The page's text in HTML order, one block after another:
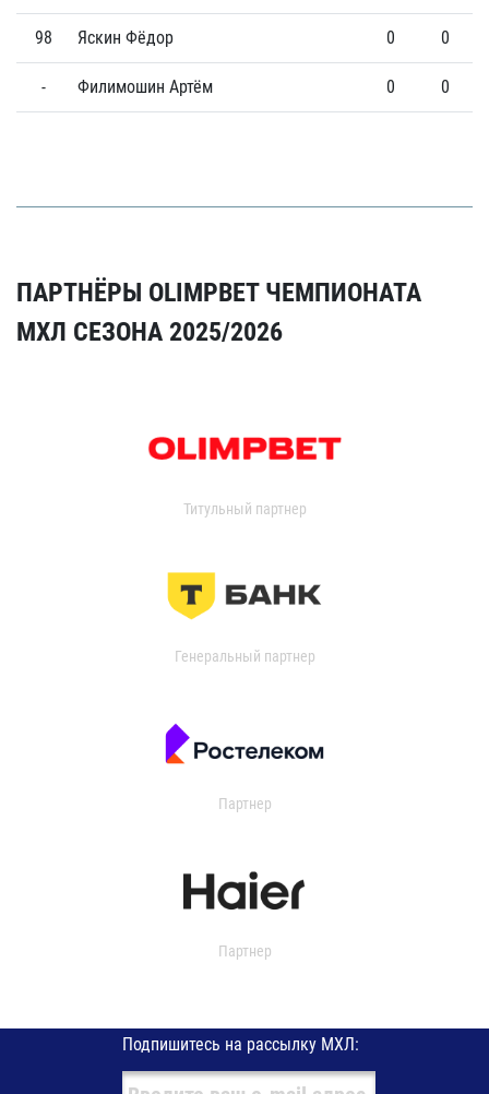
98 Яскин Фёдор 0 0
- Филимошин Артём 0 0
ПАРТНЁРЫ OLIMPBET ЧЕМПИОНАТА
МХЛ СЕЗОНА 2025/2026
Титульный партнер
Генеральный партнер
Партнер
Партнер
Подпишитесь на рассылку МХЛ: